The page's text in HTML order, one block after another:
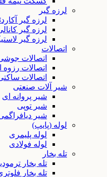
لرزه گیر
لرزه گیر
لرزه گیر
لرزه گیر
اتصالات
اتصالات
اتصالات رزوه
اتصالات
شیر آلات صنعتی
شیر پروانه ای
شیر توپی
شیر
لوله (پایپ)
لوله پلیمری
لوله فولادی
تله بخار
تله بخار
تله بخار